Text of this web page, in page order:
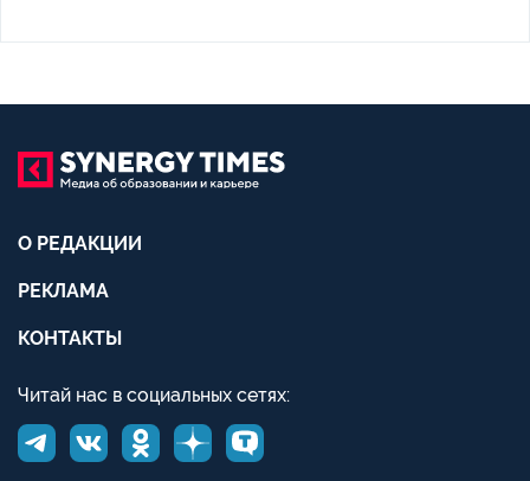
О РЕДАКЦИИ
РЕКЛАМА
КОНТАКТЫ
Читай нас в социальных сетях: